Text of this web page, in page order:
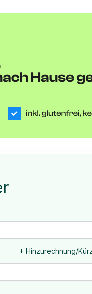
+ Hinzurechnung/